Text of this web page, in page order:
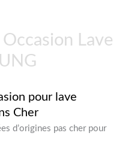
Lave
pour lave
Cher
d’origines pas cher pour